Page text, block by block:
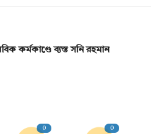
কর্মকাণ্ডে ব্যস্ত সনি রহমান
0 0